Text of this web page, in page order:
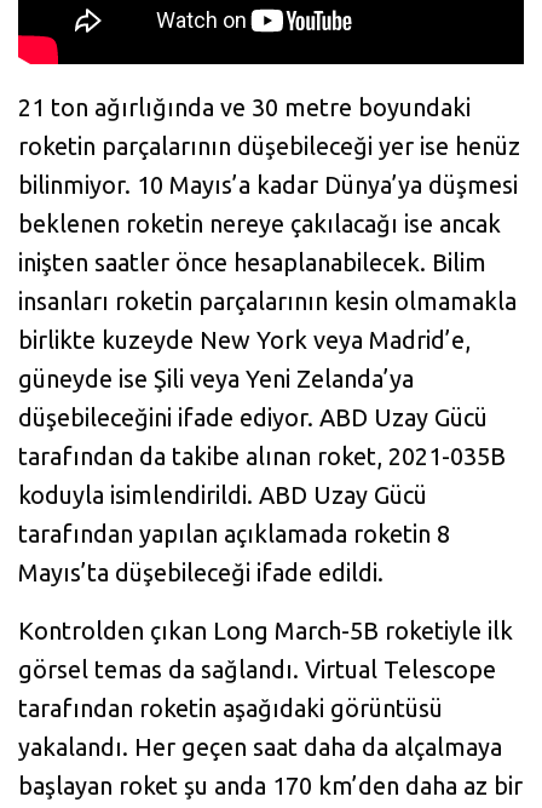
21 ton ağırlığında ve 30 metre boyundaki
roketin parçalarının düşebileceği yer ise henüz
bilinmiyor. 10 Mayıs’a kadar Dünya’ya düşmesi
beklenen roketin nereye çakılacağı ise ancak
inişten saatler önce hesaplanabilecek. Bilim
insanları roketin parçalarının kesin olmamakla
birlikte kuzeyde New York veya Madrid’e,
güneyde ise Şili veya Yeni Zelanda’ya
düşebileceğini ifade ediyor. ABD Uzay Gücü
tarafından da takibe alınan roket, 2021-035B
koduyla isimlendirildi. ABD Uzay Gücü
tarafından yapılan açıklamada roketin 8
Mayıs’ta düşebileceği ifade edildi.
Kontrolden çıkan Long March-5B roketiyle ilk
görsel temas da sağlandı. Virtual Telescope
tarafından roketin aşağıdaki görüntüsü
yakalandı. Her geçen saat daha da alçalmaya
başlayan roket şu anda 170 km’den daha az bir